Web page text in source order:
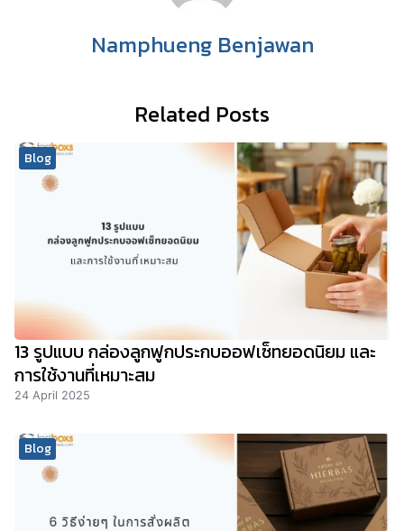
Namphueng Benjawan
Related Posts
Blog
13 รูปแบบ กล่องลูกฟูกประกบออฟเซ็ทยอดนิยม และ
การใช้งานที่เหมาะสม
24 April 2025
Blog